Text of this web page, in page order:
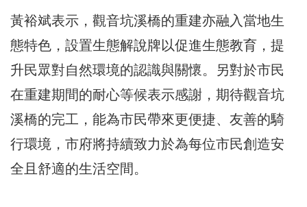
黃裕斌表示， 觀音坑溪橋的重建亦融入當地生
態特色， 設置生態解說牌以促進生態教育， 提
升民眾對自然環境的認識與關懷。另對於市民
在重建期間的耐心等候表示感謝， 期待觀音坑
溪橋的完工，能為市民帶來更便捷、友善的騎
行環境， 市府將持續致力於為每位市民創造安
全且舒適的生活空間。